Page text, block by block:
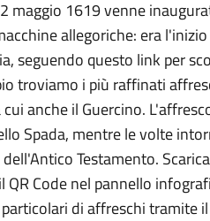
maggio 1619 venne
allegoriche: era
seguendo questo link per
troviamo i più raffinati
anche il Guercino.
Spada, mentre le volte
Testamento.
QR Code nel pannello
di affreschi tramite